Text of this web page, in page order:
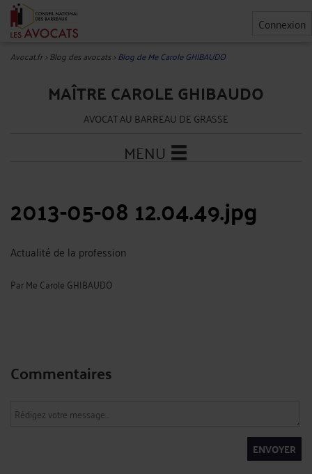
Connexion
Avocat.fr>Blog des avocats>Blog de Me Carole GHIBAUDO
MAÎTRE CAROLE GHIBAUDO
AVOCAT AU BARREAU DE GRASSE
MENU
2013-05-08 12.04.49.jpg
Actualité de la profession
ParMe Carole GHIBAUDO
Commentaires
ENVOYER